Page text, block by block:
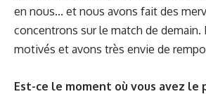
en nous... et nous avons fait des
concentrons sur le match de
motivés et avons très envie de
Est-ce le moment où vous avez le